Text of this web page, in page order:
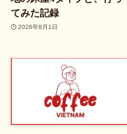
てみた記録
2026年8月1日